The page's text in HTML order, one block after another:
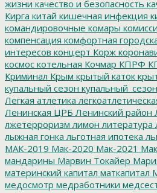
жизни качество и безопасность
Кирга китай кишечная инфекция
командировочные комары
компенсация комфортная
интересов концерт Корж
космос котельная Кочмар КПРФ
Криминал Крым крытый каток
купальный сезон купальный_сезон
Легкая атлетика
Ленинская ЦРБ Ленинский район
лжетерроризм лимон литература
лыжная гонка льготная ипотека
МАК-2019 Мак-2020 Мак-2021
мандарины Марвин Токайер
материнский капитал маткапитал
медосмотр медработники